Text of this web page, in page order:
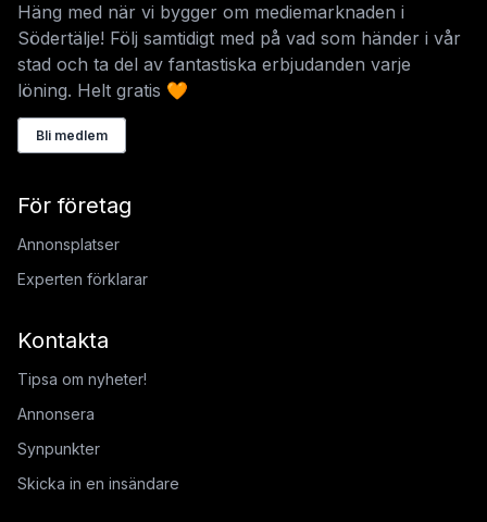
Häng med när vi bygger om mediemarknaden i
Södertälje! Följ samtidigt med på vad som händer i vår
stad och ta del av fantastiska erbjudanden varje
löning. Helt gratis 🧡
Bli medlem
För företag
Annonsplatser
Experten förklarar
Kontakta
Tipsa om nyheter!
Annonsera
Synpunkter
Skicka in en insändare